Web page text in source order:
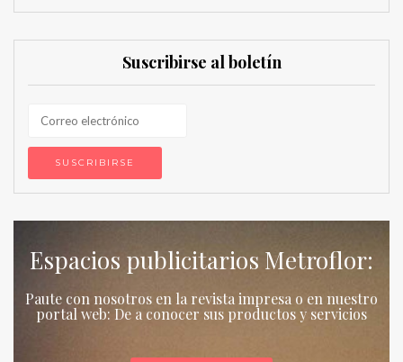
Suscribirse al boletín
Espacios publicitarios Metroflor:
Paute con nosotros en la revista impresa o en nuestro
portal web: De a conocer sus productos y servicios